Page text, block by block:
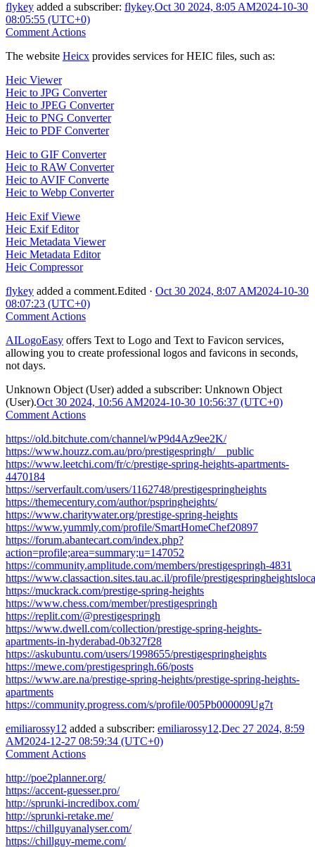
flykey added a subscriber: flykey.Oct 30 2024, 8:05 AM2024-10-30
08:05:55 (UTC+0)
Comment Actions
The website Heicx provides services for HEIC files, such as:
Heic Viewer
Heic to JPG Converter
Heic to JPEG Converter
Heic to PNG Converter
Heic to PDF Converter
Heic to GIF Converter
Heic to RAW Converter
Heic to AVIF Converte
Heic to Webp Converter
Heic Exif Viewe
Heic Exif Editor
Heic Metadata Viewer
Heic Metadata Editor
Heic Compressor
flykey added a comment.Edited · Oct 30 2024, 8:07 AM2024-10-30
08:07:23 (UTC+0)
Comment Actions
AILogoEasy offers Text to Logo and Text to Favicon services,
allowing you to create professional logos and favicons in seconds,
not days.
Unknown Object (User) added a subscriber: Unknown Object
(User).Oct 30 2024, 10:56 AM2024-10-30 10:56:37 (UTC+0)
Comment Actions
https://old.bitchute.com/channel/wP9d4Az9ee2K/
https://www.houzz.com.au/pro/prestigespringh/__public
https://www.leetchi.com/fr/c/prestige-spring-heights-apartments-
4470184
https://serverfault.com/users/1162748/prestigespringheights
https://themecentury.com/author/pspringheights/
https://www.charitywater.org/prestige-spring-heights
https://www.yummly.com/profile/SmartHomeChef20897
https://forum.abantecart.com/index.php?
action=profile;area=summary;u=147052
https://community.amplitude.com/members/prestigespringh-4831
https://www.classaction.sites.tau.ac.il/profile/
https://muckrack.com/prestige-spring-heights
https://www.chess.com/member/prestigespringh
https://replit.com/@prestigespringh
https://www.dwell.com/collection/prestige-spring-heights-
apartments-in-hyderabad-0b327f28
https://askubuntu.com/users/1998655/prestigespringheights
https://mewe.com/prestigespringh.66/posts
https://www.are.na/prestige-spring-heights/prestige-spring-heights-
apartments
https://community.progress.com/s/profile/005Pb000009Ug7t
emiliarossy12 added a subscriber: emiliarossy12.Dec 27 2024, 8:59
AM2024-12-27 08:59:34 (UTC+0)
Comment Actions
http://poe2planner.org/
https://accent-guesser.pro/
http://sprunki-incredibox.com/
http://sprunki-retake.me/
https://chillguyanalyser.com/
https://chillguy-meme.com/